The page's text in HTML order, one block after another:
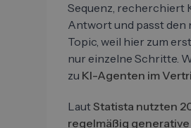
Sequenz, recherchiert
Antwort und passt den
Topic, weil hier zum
nur einzelne Schritte.
zu KI-Agenten im
LautStatista nutzten
regelmäßig